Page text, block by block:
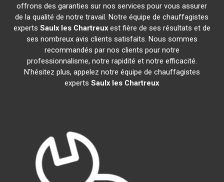
offrons des garanties sur nos services pour vous assurer
de la qualité de notre travail. Notre équipe de chauffagistes
experts Saulx les Chartreuxest fière de ses résultats et de
ses nombreux avis clients satisfaits. Nous sommes
recommandés par nos clients pour notre
professionnalisme, notre rapidité et notre efficacité.
N'hésitez plus, appelez notre équipe de chauffagistes
expertsSaulx les Chartreux